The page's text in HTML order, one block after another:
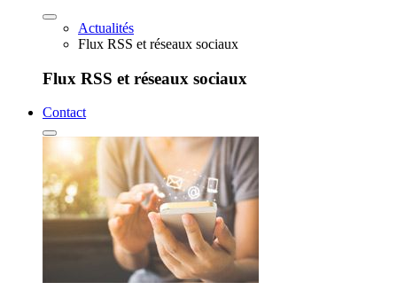
Actualités
Flux RSS et réseaux sociaux
Flux RSS et réseaux sociaux
Contact